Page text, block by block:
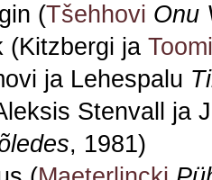
(Tšehhovi Onu
(Kitzbergi ja
ja Lehespalu
Stenvall ja
, 1981)